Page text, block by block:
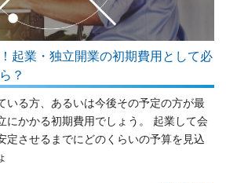
起業・独立開業の初期費用として必
？
いる方、あるいは今後その予定の方が最
にかかる初期費用でしょう。 起業して会
定させるまでにどのくらいの予算を見込